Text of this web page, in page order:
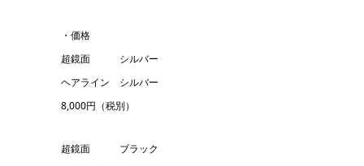
・価格
超鏡面 シルバー
ヘアライン シルバー
8,000円（税別）
超鏡面 ブラック